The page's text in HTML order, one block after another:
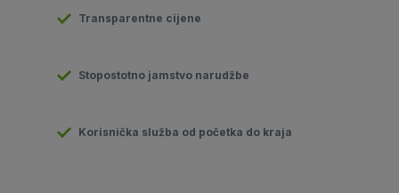
Transparentne cijene
Stopostotno jamstvo narudžbe
Korisnička služba od početka do kraja